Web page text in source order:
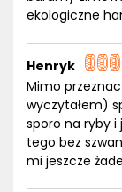
ekologiczne
Henryk
Mimo
wyczytałem)
sporo na ryby i
tego bez
mi jeszcze